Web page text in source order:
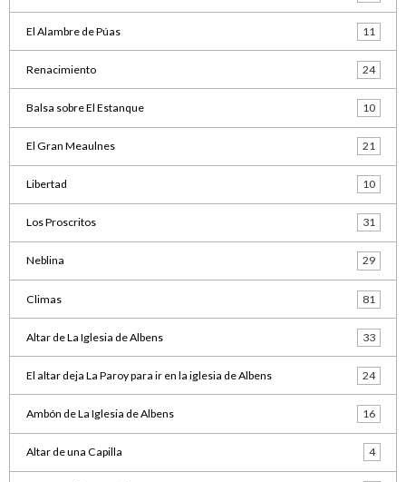
El Alambre de Púas 11
Renacimiento 24
Balsa sobre El Estanque 10
El Gran Meaulnes 21
Libertad 10
Los Proscritos 31
Neblina 29
Climas 81
Altar de La Iglesia de Albens 33
El altar deja La Paroy para ir en la iglesia de Albens 24
Ambón de La Iglesia de Albens 16
Altar de una Capilla 4